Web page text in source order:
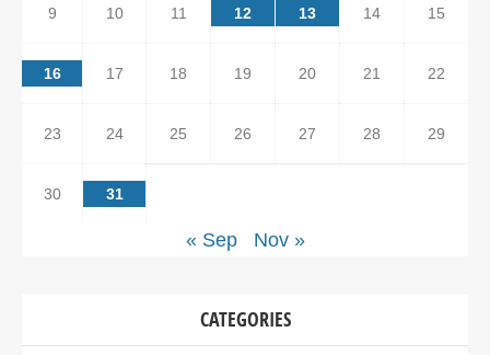
9 10 11 12 13 14 15
16 17 18 19 20 21 22
23 24 25 26 27 28 29
30 31
« Sep Nov »
CATEGORIES